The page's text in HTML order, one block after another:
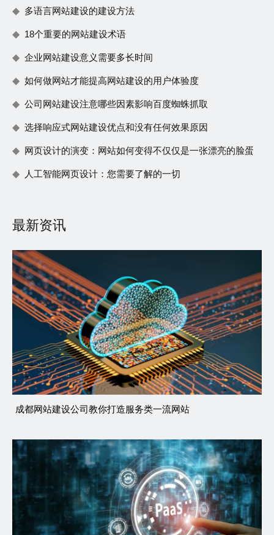
多语言网站建设的建设方法
18个重要的网站建设术语
企业网站建设意义需要多长时间
如何做网站才能提高网站建设的用户体验度
公司网站建设注意哪些因素影响百度蜘蛛抓取
选择响应式网站建设优点和没有任何效果原因
网页设计的演变：网站如何变得不仅仅是一张漂亮的脸蛋
人工智能网页设计：您需要了解的一切
最新资讯
成都网站建设公司教你打造服务类一流网站